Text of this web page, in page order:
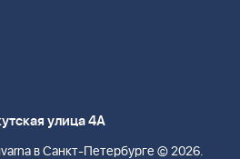
улица 4А
в Санкт-Петербурге © 2026.